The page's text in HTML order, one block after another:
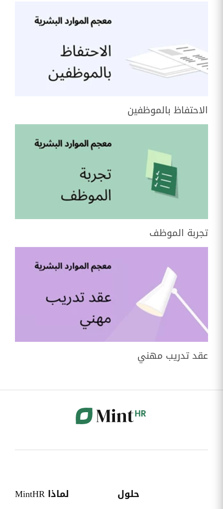
الاحتفاظ بالموظفين
تجربة الموظف
عقد تدريب مھني
حلول لماذا MintHR